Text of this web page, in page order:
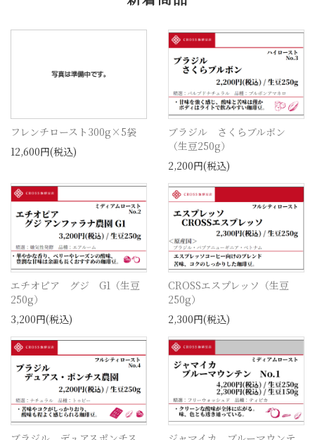
フレンチロースト300g×5袋
12,600円(税込)
ブラジル さくらブルボン
（生豆250g）
2,200円(税込)
エチオピア グジ G1（生豆
250g）
3,200円(税込)
CROSSエスプレッソ（生豆
250g）
2,300円(税込)